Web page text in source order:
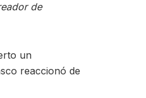
de
un
reaccionó de